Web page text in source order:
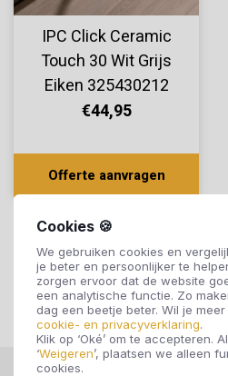
Cookies 🍪
We gebruiken cookies en
je beter en persoonlijker te
zorgen ervoor dat de website
een analytische functie. Zo
dag een beetje beter. Wil je
cookie- en privacyverklaring.
Klik op ‘Oké’ om te accepteren.
‘Weigeren’, plaatsen we alleen
cookies.
IPC Click Ceramic
Touch 30 Wit Grijs
Eiken 325430212
€44,95
Offerte aanvragen